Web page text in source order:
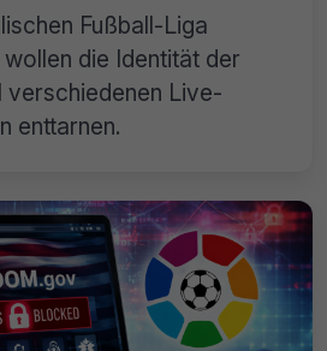
Fußball-Liga
die Identität der
verschiedenen Live-
enttarnen.